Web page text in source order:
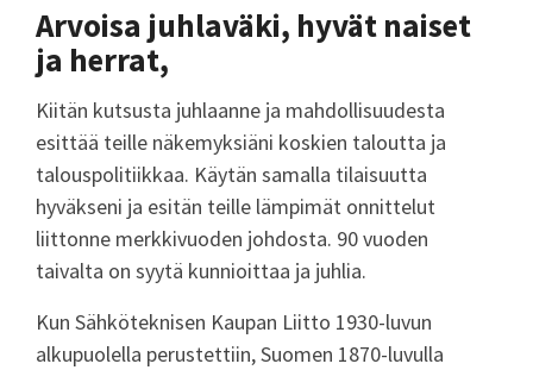
Arvoisa juhlaväki, hyvät naiset
ja herrat,
Kiitän kutsusta juhlaanne ja mahdollisuudesta
esittää teille näkemyksiäni koskien taloutta ja
talouspolitiikkaa. Käytän samalla tilaisuutta
hyväkseni ja esitän teille lämpimät onnittelut
liittonne merkkivuoden johdosta. 90 vuoden
taivalta on syytä kunnioittaa ja juhlia.
Kun Sähköteknisen Kaupan Liitto 1930-luvun
alkupuolella perustettiin, Suomen 1870-luvulla